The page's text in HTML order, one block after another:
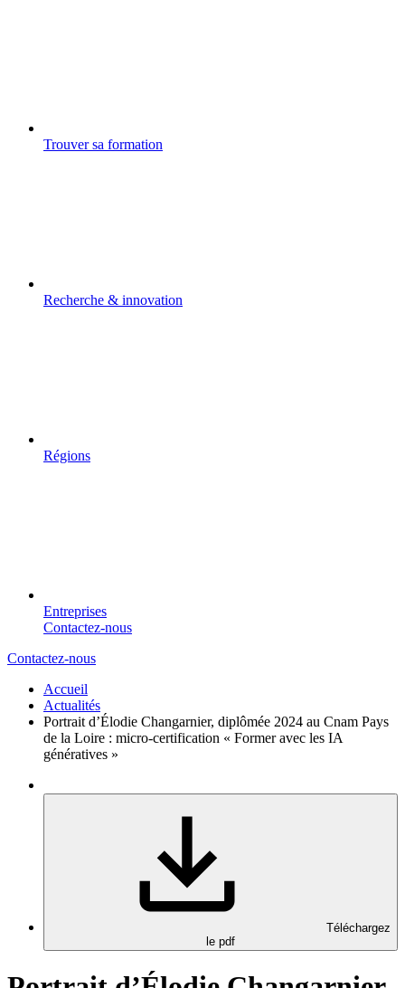
Trouver sa formation
Recherche & innovation
Régions
Entreprises
Contactez-nous
Contactez-nous
Accueil
Actualités
Portrait d’Élodie Changarnier, diplômée 2024 au Cnam Pays
de la Loire : micro-certification « Former avec les IA
génératives »
Téléchargez
le pdf